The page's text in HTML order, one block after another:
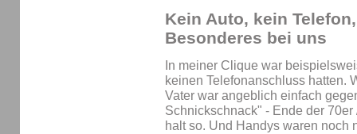
Kein Auto, kein
Besonderes bei uns
In meiner Clique war
keinen Telefonanschluss hatten.
Vater war angeblich einfach
Schnickschnack" - Ende der
halt so. Und Handys waren noch